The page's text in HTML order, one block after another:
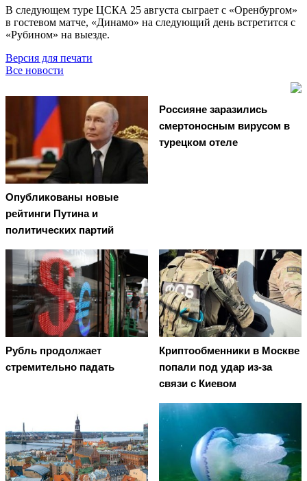
В следующем туре ЦСКА 25 августа сыграет с «Оренбургом»
в гостевом матче, «Динамо» на следующий день встретится с
«Рубином» на выезде.
Версия для печати
Все новости
Опубликованы новые
рейтинги Путина и
политических партий
Россияне заразились
смертоносным вирусом в
турецком отеле
Рубль продолжает
стремительно падать
Криптообменники в Москве
попали под удар из-за
связи с Киевом